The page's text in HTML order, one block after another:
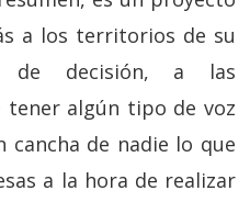
a los territorios de su
de decisión, a las
tener algún tipo de voz
cancha de nadie lo que
a la hora de realizar